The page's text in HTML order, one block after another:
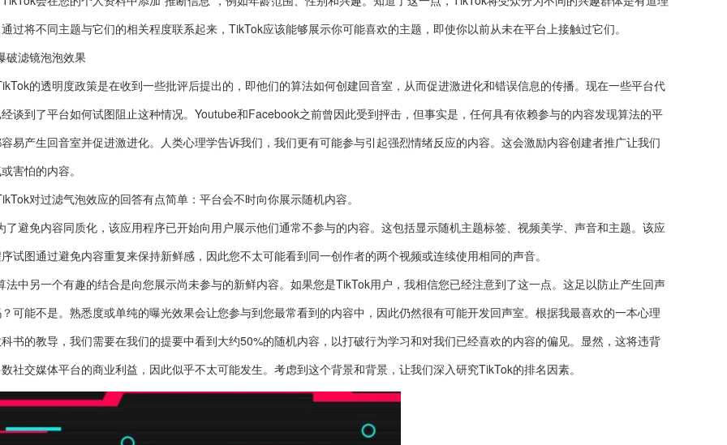
过将不同主题与它们的相关程度联系起来，TikTok应该能够展示你可能喜欢的主题，即使你以前从未在平台上接触过它们。
破滤镜泡泡效果
的透明度政策是在收到一些批评后提出的，即他们的算法如何创建回音室，从而促进激进化和错误信息的传播。现在一些平台代
谈到了平台如何试图阻止这种情况。Youtube和Facebook之前曾因此受到抨击，但事实是，任何具有依赖参与的内容发现算法的平
易产生回音室并促进激进化。人类心理学告诉我们，我们更有可能参与引起强烈情绪反应的内容。这会激励内容创建者推广让我们
害怕的内容。
对过滤气泡效应的回答有点简单：平台会不时向你展示随机内容。
了避免内容同质化，该应用程序已开始向用户展示他们通常不参与的内容。这包括显示随机主题标签、视频美学、声音和主题。该应
试图通过避免内容重复来保持新鲜感，因此您不太可能看到同一创作者的两个视频或连续使用相同的声音。
法中另一个有趣的结合是向您展示尚未参与的新鲜内容。如果您是TikTok用户，我相信您已经注意到了这一点。这足以防止产生回声
可能不是。熟悉度或单纯的曝光效果会让您参与到您最常看到的内容中，因此仍然很有可能开发回声室。根据我最喜欢的一本心理
书的教导，我们需要在我们的提要中看到大约50%的随机内容，以打破行为学习和对我们已经喜欢的内容的偏见。显然，这将违背
社交媒体平台的商业利益，因此似乎不太可能发生。考虑到这个背景和背景，让我们深入研究TikTok的排名因素。